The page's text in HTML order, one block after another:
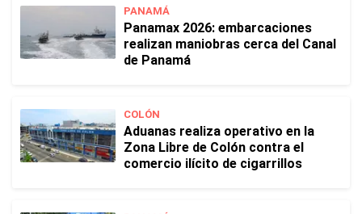
PANAMÁ
Panamax 2026: embarcaciones
realizan maniobras cerca del Canal
de Panamá
COLÓN
Aduanas realiza operativo en la
Zona Libre de Colón contra el
comercio ilícito de cigarrillos